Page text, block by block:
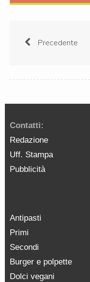
Precedente
Contatti:
Redazione
Uff. Stampa
Pubblicità
Antipasti
Primi
Secondi
Burger e polpette
Dolci vegani